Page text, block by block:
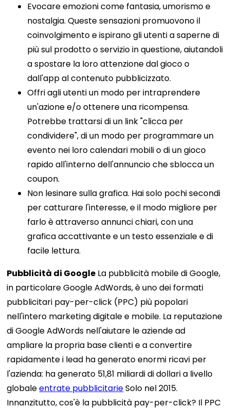
Evocare emozioni come fantasia, umorismo e
nostalgia. Queste sensazioni promuovono il
coinvolgimento e ispirano gli utenti a saperne di
più sul prodotto o servizio in questione, aiutandoli
a spostare la loro attenzione dal gioco o
dall'app al contenuto pubblicizzato.
Offri agli utenti un modo per intraprendere
un'azione e/o ottenere una ricompensa.
Potrebbe trattarsi di un link "clicca per
condividere", di un modo per programmare un
evento nei loro calendari mobili o di un gioco
rapido all'interno dell'annuncio che sblocca un
coupon.
Non lesinare sulla grafica. Hai solo pochi secondi
per catturare l'interesse, e il modo migliore per
farlo è attraverso annunci chiari, con una
grafica accattivante e un testo essenziale e di
facile lettura.
Pubblicità di Google La pubblicità mobile di Google,
in particolare Google AdWords, è uno dei formati
pubblicitari pay-per-click (PPC) più popolari
nell'intero marketing digitale e mobile. La reputazione
di Google AdWords nell'aiutare le aziende ad
ampliare la propria base clienti e a convertire
rapidamente i lead ha generato enormi ricavi per
l'azienda: ha generato 51,81 miliardi di dollari a livello
globaleentrate pubblicitarieSolo nel 2015.
Innanzitutto, cos'è la pubblicità pay-per-click? Il PPC